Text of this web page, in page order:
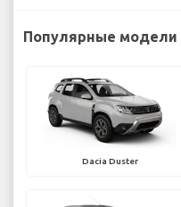
Популярные модели
Dacia Duster